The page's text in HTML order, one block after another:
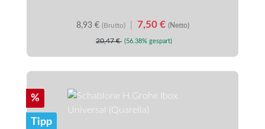
8,93 € (Brutto) 7,50 € (Netto)
20,47 € (56.38% gespart)
Rabatt
%
Tipp